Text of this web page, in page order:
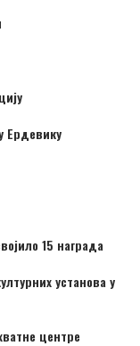
Ердевику
15 награда
установа у
центре